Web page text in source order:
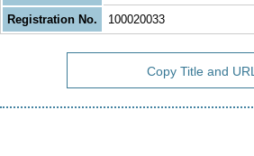
Registration No.
100020033
Copy Title and URL